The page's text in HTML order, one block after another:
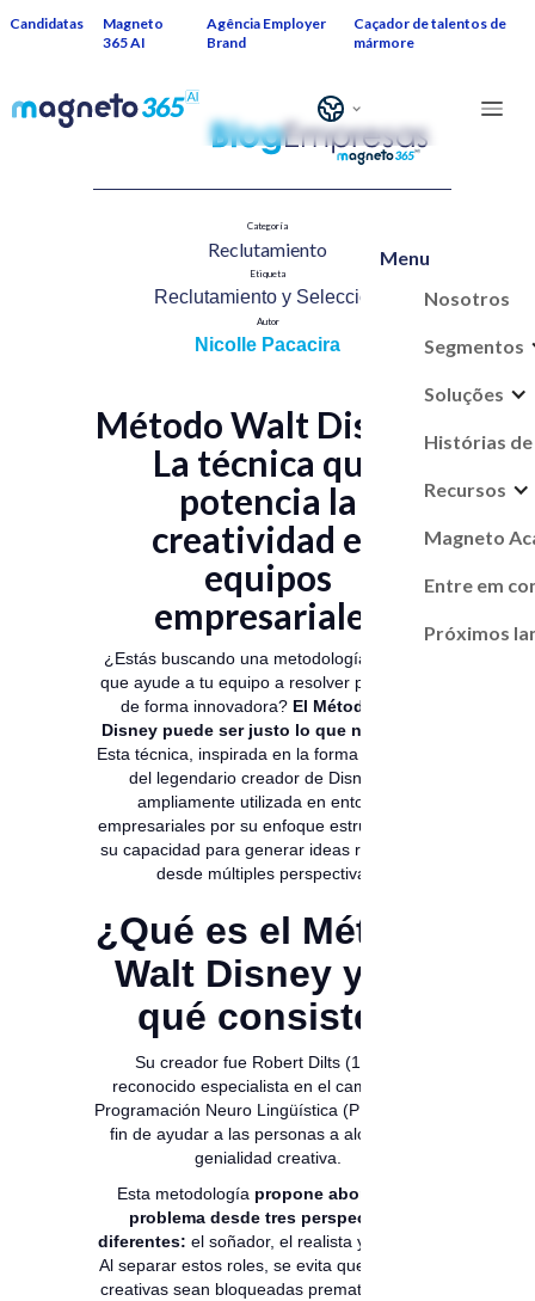
Candidatas
Magneto
365 AI
Agência Employer
Brand
Caçador de talentos de
mármore
Menu
Nosotros
Segmentos
Soluções
Histórias de
Recursos
Magneto
Entre em
Próximos
Categoría
Reclutamiento​
Etiqueta
Reclutamiento y Selección​
Autor
Nicolle Pacacira
Método Walt Disney:
La técnica que
potencia la
creatividad en
equipos
empresariales
¿Estás buscando una metodología creativa
que ayude a tu equipo a resolver problemas
de forma innovadora? El Método Walt
Disney puede ser justo lo que necesitas.
Esta técnica, inspirada en la forma de pensar
del legendario creador de Disney, es
ampliamente utilizada en entornos
empresariales por su enfoque estructurado y
su capacidad para generar ideas realizables
desde múltiples perspectivas.
¿Qué es el Método
Walt Disney y en
qué consiste?
Su creador fue Robert Dilts (1994),
reconocido especialista en el campo de la
Programación Neuro Lingüística (PNL), con el
fin de ayudar a las personas a alcanzar la
genialidad creativa.
Esta metodología propone abordar un
problema desde tres perspectivas
diferentes: el soñador, el realista y el crítico.
Al separar estos roles, se evita que las ideas
creativas sean bloqueadas prematuramente